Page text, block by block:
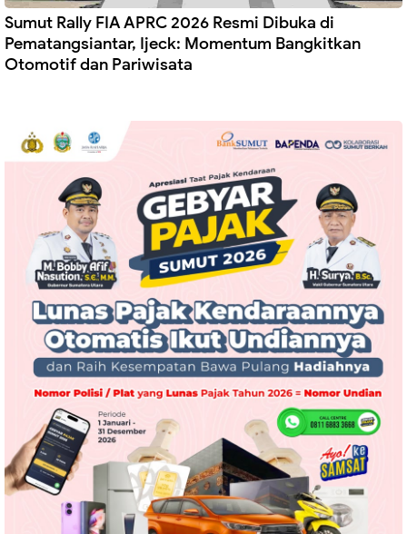
Sumut Rally FIA APRC 2026 Resmi Dibuka di
Pematangsiantar, Ijeck: Momentum Bangkitkan
Otomotif dan Pariwisata